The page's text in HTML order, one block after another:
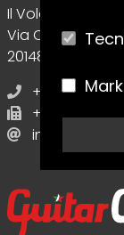
Il Volo Srl Editore
Via Collecchio, 8
20148 - Milano
+39
+39